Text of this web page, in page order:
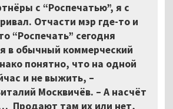
с “Роспечатью”, я с
Отчасти мэр где-то и
“Роспечать” сегодня
в обычный коммерческий
понятно, что на одной
и не выжить, –
Москвичёв. – А насчёт
Продают там их или нет,